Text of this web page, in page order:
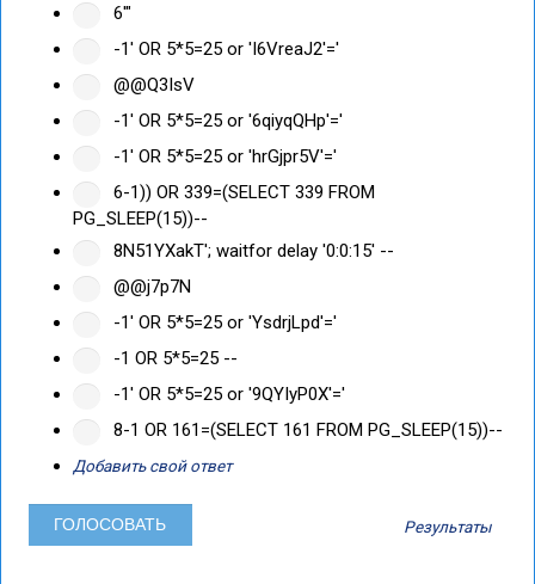
6'"
-1' OR 5*5=25 or 'I6VreaJ2'='
@@Q3IsV
-1' OR 5*5=25 or '6qiyqQHp'='
-1' OR 5*5=25 or 'hrGjpr5V'='
6-1)) OR 339=(SELECT 339 FROM
PG_SLEEP(15))--
8N51YXakT'; waitfor delay '0:0:15' --
@@j7p7N
-1' OR 5*5=25 or 'YsdrjLpd'='
-1 OR 5*5=25 --
-1' OR 5*5=25 or '9QYIyP0X'='
8-1 OR 161=(SELECT 161 FROM PG_SLEEP(15))--
Добавить свой ответ
Результаты